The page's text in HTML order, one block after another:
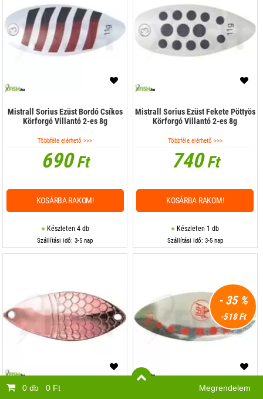
Mistrall Sorius Ezüst Bordó Csíkos
Körforgó Villantó 2-es 8g
Többféle elérhető >>>
690Ft
Készleten 4 db
Szállítási idő: 3-5 nap
KOSÁRBA RAKOM!
Mistrall Sorius Ezüst Fekete Pöttyös
Körforgó Villantó 2-es 8g
Többféle elérhető >>>
740Ft
Készleten 1 db
Szállítási idő: 3-5 nap
KOSÁRBA RAKOM!
- 35 %
-518 Ft
Mistrall Willow Körforgó Villantó
0 db 0 Ft Megrendelem